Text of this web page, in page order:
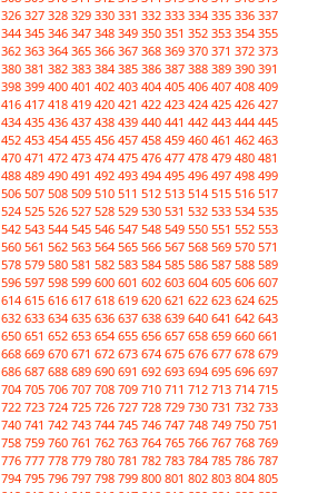
326 327 328 329 330 331 332 333 334 335 336 337
344 345 346 347 348 349 350 351 352 353 354 355
362 363 364 365 366 367 368 369 370 371 372 373
380 381 382 383 384 385 386 387 388 389 390 391
398 399 400 401 402 403 404 405 406 407 408 409
416 417 418 419 420 421 422 423 424 425 426 427
434 435 436 437 438 439 440 441 442 443 444 445
452 453 454 455 456 457 458 459 460 461 462 463
470 471 472 473 474 475 476 477 478 479 480 481
488 489 490 491 492 493 494 495 496 497 498 499
506 507 508 509 510 511 512 513 514 515 516 517
524 525 526 527 528 529 530 531 532 533 534 535
542 543 544 545 546 547 548 549 550 551 552 553
560 561 562 563 564 565 566 567 568 569 570 571
578 579 580 581 582 583 584 585 586 587 588 589
596 597 598 599 600 601 602 603 604 605 606 607
614 615 616 617 618 619 620 621 622 623 624 625
632 633 634 635 636 637 638 639 640 641 642 643
650 651 652 653 654 655 656 657 658 659 660 661
668 669 670 671 672 673 674 675 676 677 678 679
686 687 688 689 690 691 692 693 694 695 696 697
704 705 706 707 708 709 710 711 712 713 714 715
722 723 724 725 726 727 728 729 730 731 732 733
740 741 742 743 744 745 746 747 748 749 750 751
758 759 760 761 762 763 764 765 766 767 768 769
776 777 778 779 780 781 782 783 784 785 786 787
794 795 796 797 798 799 800 801 802 803 804 805